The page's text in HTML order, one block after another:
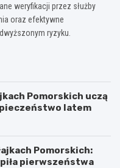
weryfikacji przez służby
oraz efektywne
ryzyku.
Pomorskich uczą
latem
Pomorskich:
pierwszeństwa